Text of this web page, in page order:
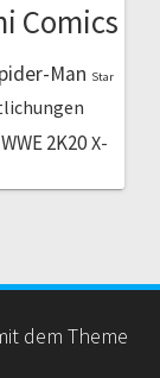
Comics
Man Star
WWE 2K20 X-
dem Theme